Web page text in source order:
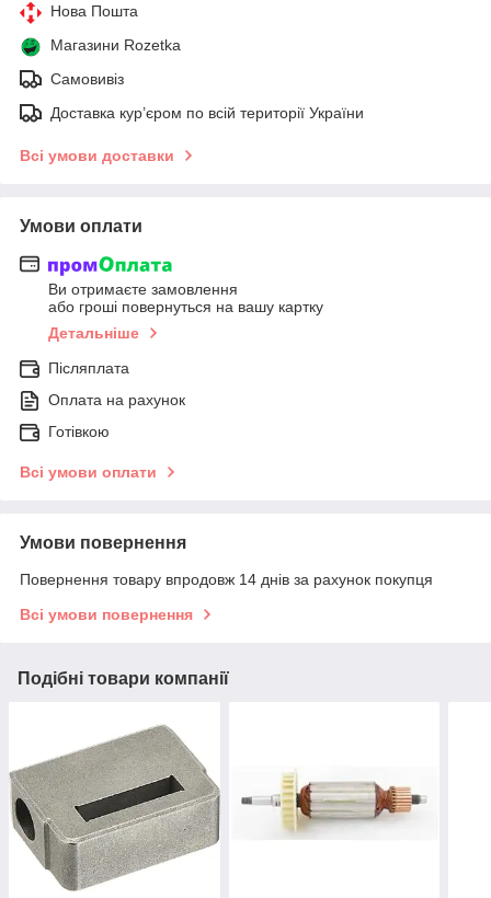
Нова Пошта
Магазини Rozetka
Самовивіз
Доставка кур’єром по всій території України
Всі умови доставки
Умови оплати
Ви отримаєте замовлення
або гроші повернуться на вашу картку
Детальніше
Післяплата
Оплата на рахунок
Готівкою
Всі умови оплати
Умови повернення
Повернення товару впродовж 14 днів за рахунок покупця
Всі умови повернення
Подібні товари компанії